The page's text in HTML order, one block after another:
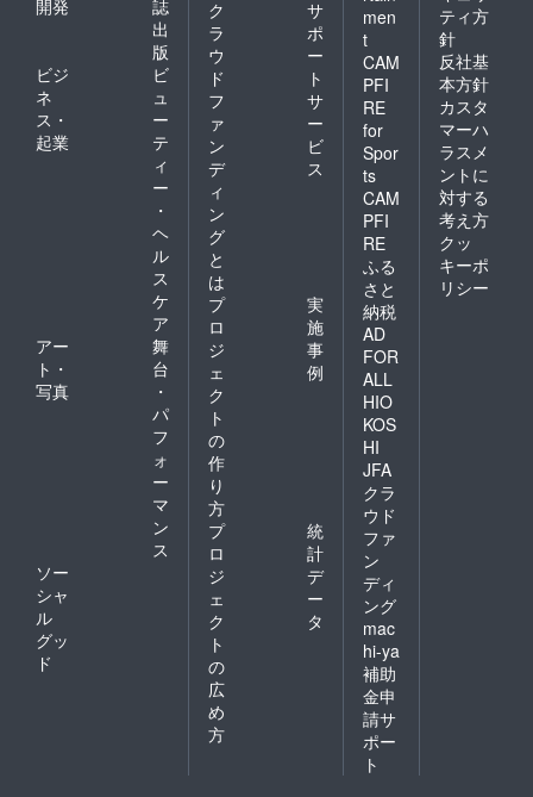
開発
誌
出
版
ビジ
ネ
ス・
起業
ビ
ュ
ー
テ
ィ
ー
・
ヘ
ル
ス
ケ
ア
アー
ト・
写真
舞
台
・
パ
フ
ォ
ー
マ
ン
ス
ソー
シャ
ル
グッ
ド
ク
ラ
ウ
ド
フ
ァ
ン
デ
ィ
ン
グ
と
は
サ
ポ
ー
ト
サ
ー
ビ
ス
プ
ロ
ジ
ェ
ク
ト
の
作
り
方
実
施
事
例
プ
ロ
ジ
ェ
ク
ト
の
広
め
方
統
計
デ
ー
タ
men
t
CAM
PFI
RE
for
Spor
ts
CAM
PFI
RE
ふる
さと
納税
AD
FOR
ALL
HIO
KOS
HI
JFA
クラ
ウド
ファ
ン
ディ
ング
mac
hi-ya
補助
金申
請サ
ポー
ト
ティ方
針
反社基
本方針
カスタ
マーハ
ラスメ
ントに
対する
考え方
クッ
キーポ
リシー